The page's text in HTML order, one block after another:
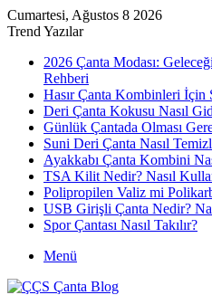
Cumartesi, Ağustos 8 2026
Trend Yazılar
2026 Çanta Modası:
Rehberi
Hasır Çanta Kombinleri İçin
Deri Çanta Kokusu Nasıl
Günlük Çantada Olması
Suni Deri Çanta Nasıl
Ayakkabı Çanta Kombini
TSA Kilit Nedir? Nasıl
Polipropilen Valiz mi
USB Girişli Çanta Nedir?
Spor Çantası Nasıl Takılır?
Menü